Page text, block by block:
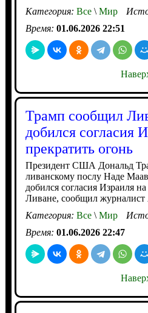
Категория: Все\Мир
Время: 01.06.2026 22:51
Трамп сообщил
добился согласия
прекратить огонь
Президент США Дональд
ливанскому послу Наде
добился согласия Израиля
Ливане, сообщил журналист
Категория: Все\Мир
Время: 01.06.2026 22:47